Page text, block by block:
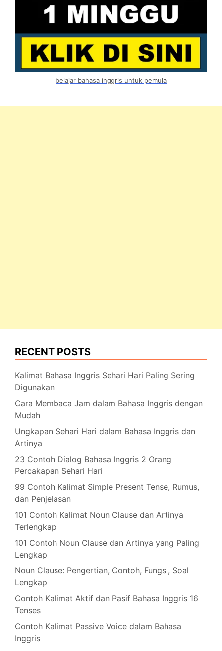
belajar bahasa inggris untuk pemula
RECENT POSTS
Kalimat Bahasa Inggris Sehari Hari Paling Sering
Digunakan
Cara Membaca Jam dalam Bahasa Inggris dengan
Mudah
Ungkapan Sehari Hari dalam Bahasa Inggris dan
Artinya
23 Contoh Dialog Bahasa Inggris 2 Orang
Percakapan Sehari Hari
99 Contoh Kalimat Simple Present Tense, Rumus,
dan Penjelasan
101 Contoh Kalimat Noun Clause dan Artinya
Terlengkap
101 Contoh Noun Clause dan Artinya yang Paling
Lengkap
Noun Clause: Pengertian, Contoh, Fungsi, Soal
Lengkap
Contoh Kalimat Aktif dan Pasif Bahasa Inggris 16
Tenses
Contoh Kalimat Passive Voice dalam Bahasa
Inggris